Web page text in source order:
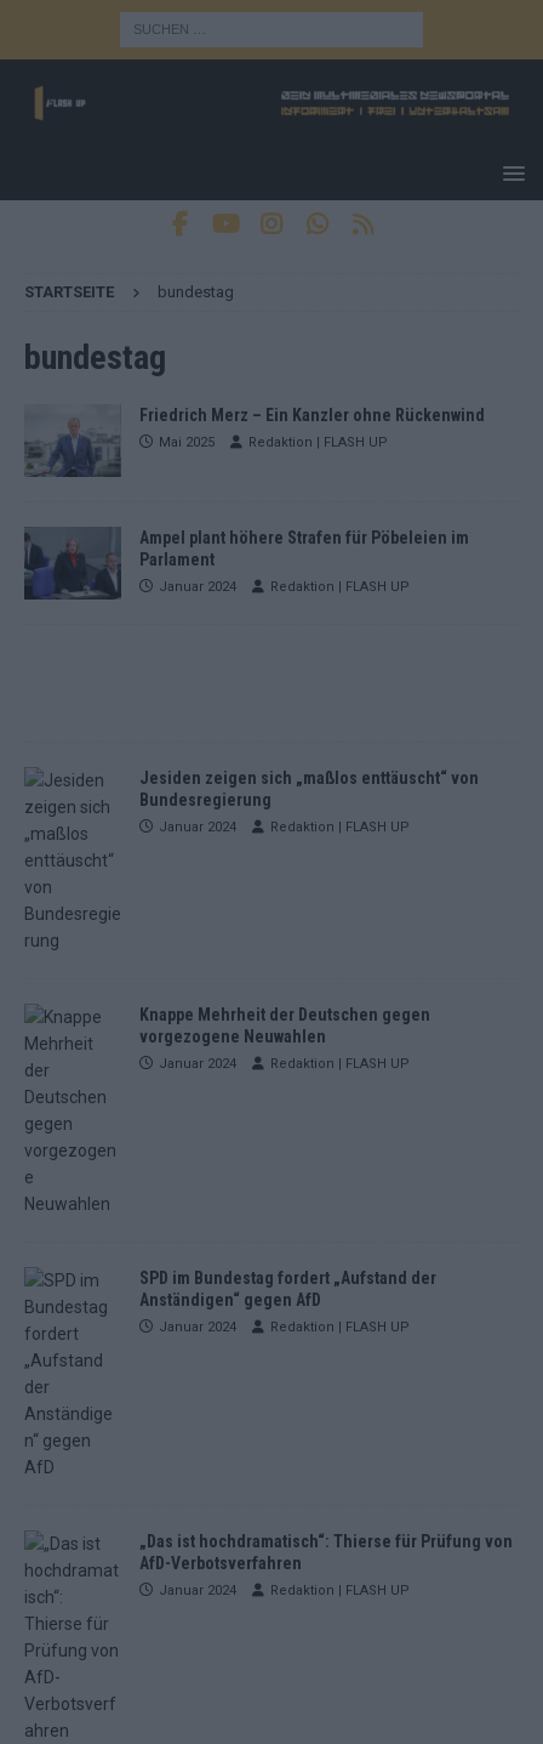
STARTSEITE bundestag
bundestag
Friedrich Merz – Ein Kanzler ohne Rückenwind
Mai 2025 Redaktion | FLASH UP
Ampel plant höhere Strafen für Pöbeleien im
Parlament
Januar 2024 Redaktion | FLASH UP
Jesiden zeigen sich „maßlos enttäuscht“ von
Bundesregierung
Januar 2024 Redaktion | FLASH UP
Knappe Mehrheit der Deutschen gegen
vorgezogene Neuwahlen
Januar 2024 Redaktion | FLASH UP
SPD im Bundestag fordert „Aufstand der
Anständigen“ gegen AfD
Januar 2024 Redaktion | FLASH UP
„Das ist hochdramatisch“: Thierse für Prüfung von
AfD-Verbotsverfahren
Januar 2024 Redaktion | FLASH UP